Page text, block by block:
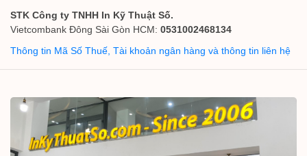
STK Công ty TNHH In Kỹ Thuật Số.
Vietcombank Đông Sài Gòn HCM: 0531002468134
Thông tin Mã Số Thuế, Tài khoản ngân hàng và thông tin liên hệ